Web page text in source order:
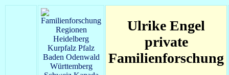
Ulrike Engel
private
Familienforschung